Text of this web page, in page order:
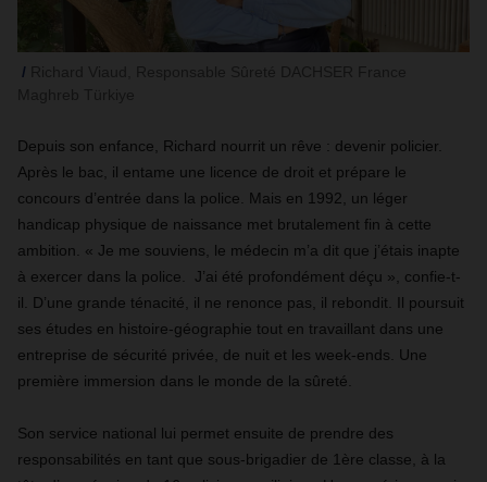
Depuis son enfance, Richard nourrit un rêve : devenir policier.
Après le bac, il entame une licence de droit et prépare le
concours d’entrée dans la police. Mais en 1992, un léger
handicap physique de naissance met brutalement fin à cette
ambition. « Je me souviens, le médecin m’a dit que j’étais inapte
à exercer dans la police. J’ai été profondément déçu », confie-t-
il. D’une grande ténacité, il ne renonce pas, il rebondit. Il poursuit
ses études en histoire-géographie tout en travaillant dans une
entreprise de sécurité privée, de nuit et les week-ends. Une
première immersion dans le monde de la sûreté.
Son service national lui permet ensuite de prendre des
responsabilités en tant que sous-brigadier de 1ère classe, à la